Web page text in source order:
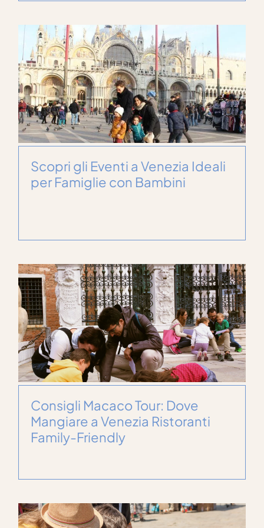
Scopri gli Eventi a Venezia Ideali
per Famiglie con Bambini
Consigli Macaco Tour: Dove
Mangiare a Venezia Ristoranti
Family-Friendly